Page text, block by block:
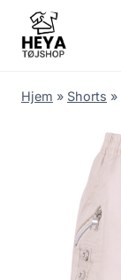
content
Hjem » Shorts »